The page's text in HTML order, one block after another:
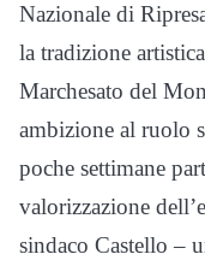
Nazionale di
la tradizione
Marchesato del
ambizione al ruolo
poche settimane
valorizzazione
sindaco Castello –